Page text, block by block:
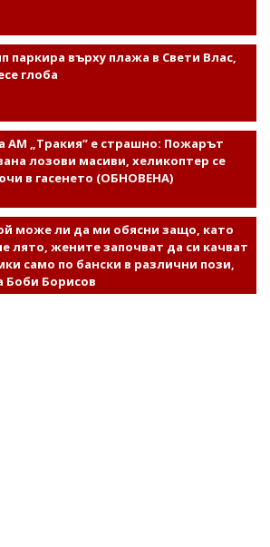
паркира върху плажа в Свети Влас,
глоба
АМ „Тракия” е страшно: Пожарът
лозови масиви, хеликоптер се
в гасенето (ОБНОВЕНА)
може ли да ми обясни защо, като
лято, жените започват да си качват
само по бански в различни пози,
Боби Борисов